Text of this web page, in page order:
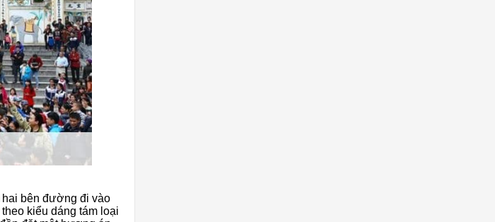
bên đường đi vào
kiểu dáng tám loại